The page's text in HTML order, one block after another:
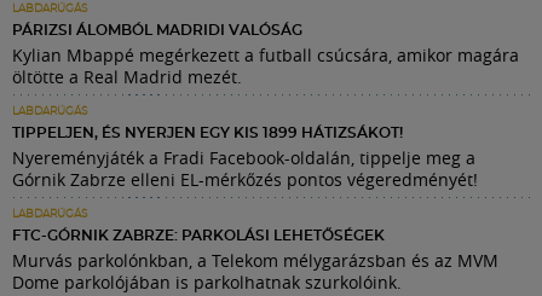
LABDARÚGÁS
PÁRIZSI ÁLOMBÓL MADRIDI VALÓSÁG
Kylian Mbappé megérkezett a futball csúcsára, amikor magára
öltötte a Real Madrid mezét.
LABDARÚGÁS
TIPPELJEN, ÉS NYERJEN EGY KIS 1899 HÁTIZSÁKOT!
Nyereményjáték a Fradi Facebook-oldalán, tippelje meg a
Górnik Zabrze elleni EL-mérkőzés pontos végeredményét!
LABDARÚGÁS
FTC-GÓRNIK ZABRZE: PARKOLÁSI LEHETŐSÉGEK
Murvás parkolónkban, a Telekom mélygarázsban és az MVM
Dome parkolójában is parkolhatnak szurkolóink.